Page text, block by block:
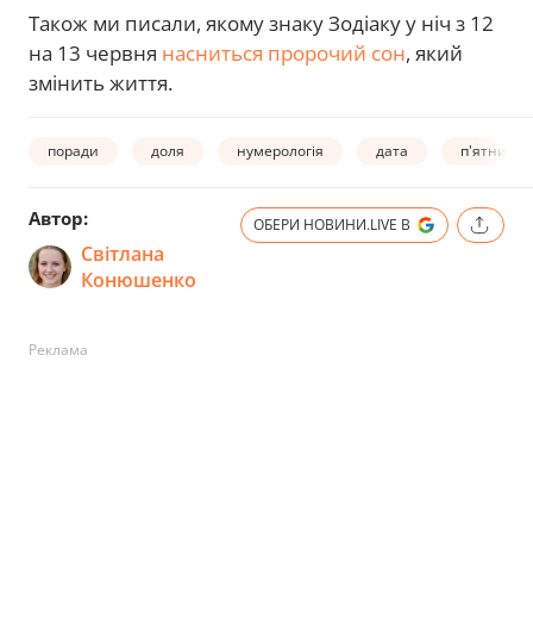
Також ми писали, якому знаку Зодіаку у ніч з 12
на 13 червня насниться пророчий сон, який
змінить життя.
поради доля нумерологія дата п'ятниця
Автор:
Світлана
Конюшенко
ОБЕРИ НОВИНИ.LIVE В
Реклама